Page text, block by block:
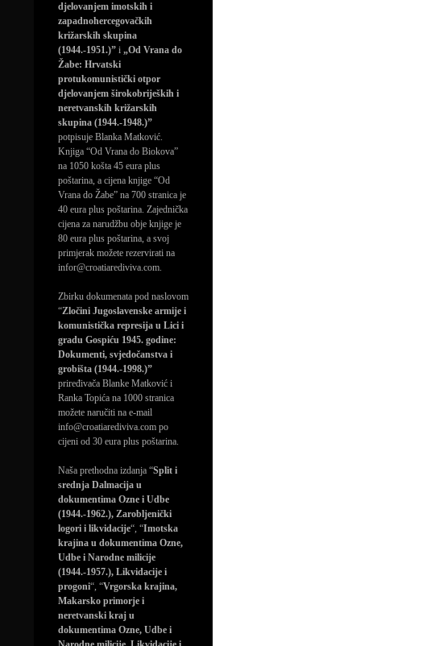
djelovanjem imotskih i
zapadnohercegovačkih
križarskih skupina
(1944.-1951.)” i „Od Vrana do
Žabe: Hrvatski
protukomunistički otpor
djelovanjem širokobrijeških i
neretvanskih križarskih
skupina (1944.-1948.)”
potpisuje Blanka Matković.
Knjiga “Od Vrana do Biokova”
na 1050 košta 45 eura plus
poštarina, a cijena knjige “Od
Vrana do Žabe” na 700 stranica je
40 eura plus poštarina. Zajednička
cijena za narudžbu obje knjige je
80 eura plus poštarina, a svoj
primjerak možete rezervirati na
infor@croatiarediviva.com.
Zbirku dokumenata pod naslovom
“Zločini Jugoslavenske armije i
komunistička represija u Lici i
gradu Gospiću 1945. godine:
Dokumenti, svjedočanstva i
grobišta (1944.-1998.)”
priređivača Blanke Matković i
Ranka Topića na 1000 stranica
možete naručiti na e-mail
info@croatiarediviva.com po
cijeni od 30 eura plus poštarina.
Naša prethodna izdanja “Split i
srednja Dalmacija u
dokumentima Ozne i Udbe
(1944.-1962.), Zarobljenički
logori i likvidacije“, “Imotska
krajina u dokumentima Ozne,
Udbe i Narodne milicije
(1944.-1957.), Likvidacije i
progoni“, “Vrgorska krajina,
Makarsko primorje i
neretvanski kraj u
dokumentima Ozne, Udbe i